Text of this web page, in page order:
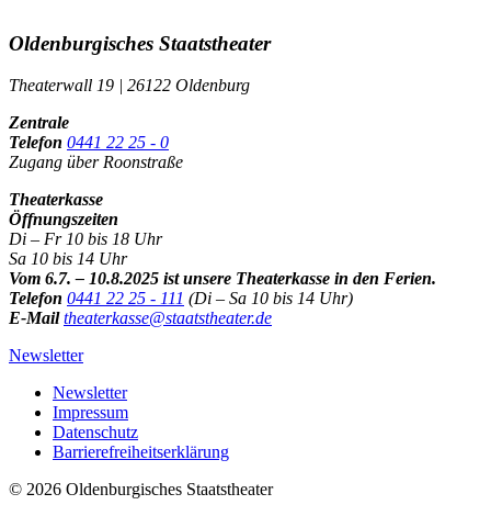
Oldenburgisches Staatstheater
Theaterwall 19 | 26122 Oldenburg
Zentrale
Telefon 0441 22 25 - 0
Zugang über Roonstraße
Theaterkasse
Öffnungszeiten
Di – Fr 10 bis 18 Uhr
Sa 10 bis 14 Uhr
Vom 6.7. – 10.8.2025 ist unsere Theaterkasse in den Ferien.
Telefon 0441 22 25 - 111 (Di – Sa 10 bis 14 Uhr)
E-Mail theaterkasse@staatstheater.de
Newsletter
Newsletter
Impressum
Datenschutz
Barrierefreiheitserklärung
© 2026 Oldenburgisches Staatstheater